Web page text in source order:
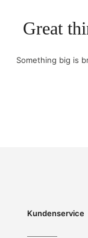
Great
Something big is
Kundenservice